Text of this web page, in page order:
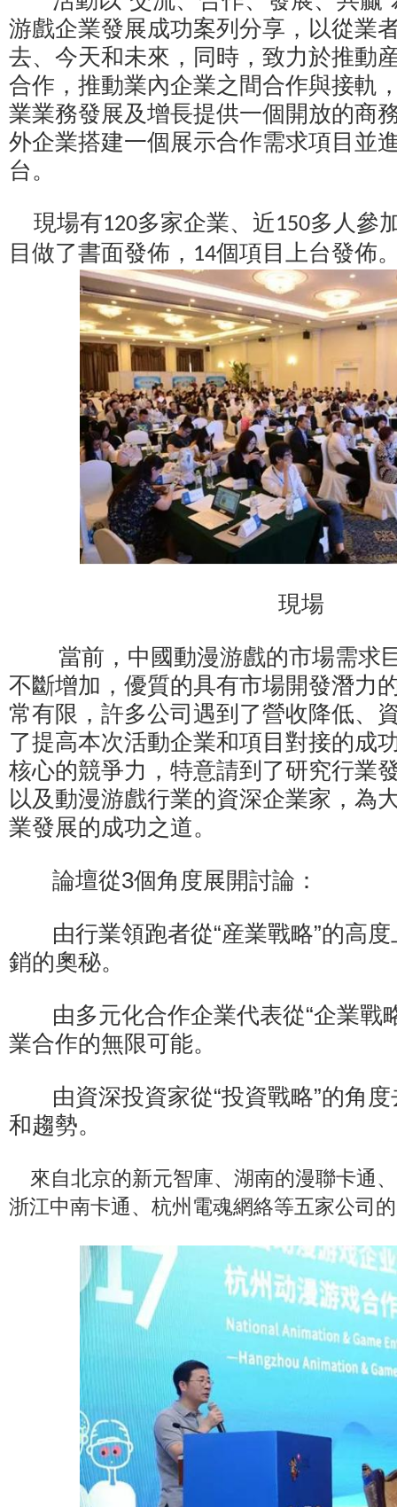
游戲企業發展成功案列分享，以從業
去、今天和未來，同時，致力於推動
合作，推動業內企業之間合作與接軌
業業務發展及增長提供一個開放的商
外企業搭建一個展示合作需求項目並
台。
現場有120多家企業、近150多人參
目做了書面發佈， 14個項目上台發佈
現場
當前，中國動漫游戲的市場需求
不斷增加，優質的具有市場開發潛力
常有限，許多公司遇到了營收降低、
了提高本次活動企業和項目對接的成
核心的競爭力，特意請到了研究行業
以及動漫游戲行業的資深企業家，為
業發展的成功之道。
論壇從3個角度展開討論：
由行業領跑者從“産業戰略”的高度
銷的奧秘。
由多元化合作企業代表從“企業戰
業合作的無限可能。
由資深投資家從“投資戰略”的角度
和趨勢。
來自北京的新元智庫、湖南的漫聯卡通
浙江中南卡通、杭州電魂網絡等五家公司